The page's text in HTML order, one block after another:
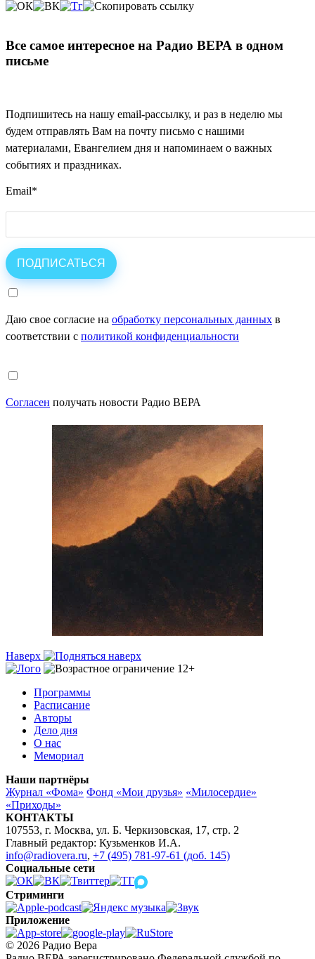
Все самое интересное на Радио ВЕРА в одном
письме
Подпишитесь на нашу email-рассылку, и раз в неделю мы
будем отправлять Вам на почту письмо с нашими
материалами, Евангелием дня и напоминаем о важных
событиях и праздниках.
Email*
Даю свое согласие на обработку персональных данных в
соответствии с политикой конфиденциальности
Согласен получать новости Радио ВЕРА
Наверх
Программы
Расписание
Авторы
Дело дня
О нас
Мемориал
Наши партнёры
Журнал «Фома» Фонд «Мои друзья» «Милосердие»
«Приходы»
КОНТАКТЫ
107553, г. Москва, ул. Б. Черкизовская, 17, стр. 2
Главный редактор: Кузьменков И.А.
info@radiovera.ru, +7 (495) 781-97-61 (доб. 145)
Социальные сети
Стриминги
Приложение
© 2026 Радио Вера